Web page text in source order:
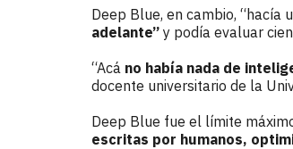
Deep Blue, en cambio, “hacía
adelante” y podía evaluar
“Acá no había nada de
docente universitario de la
Deep Blue fue el límite
escritas por humanos,